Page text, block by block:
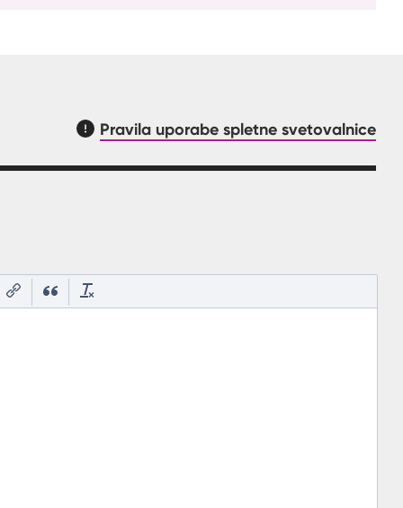
Pravila uporabe spletne svetovalnice